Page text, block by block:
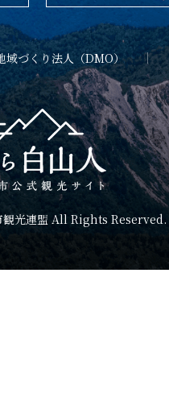
域づくり法人（DMO）
光連盟 All Rights Reserved.